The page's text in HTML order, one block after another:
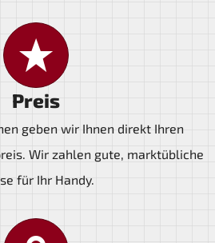
Preis
geben wir Ihnen direkt Ihren
Wir zahlen gute, marktübliche
für Ihr Handy.